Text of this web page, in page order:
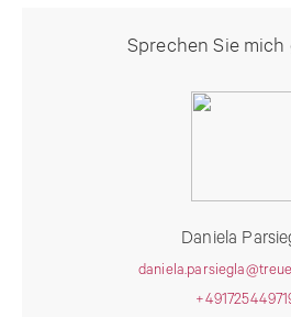
Sprechen Sie mich
Daniela